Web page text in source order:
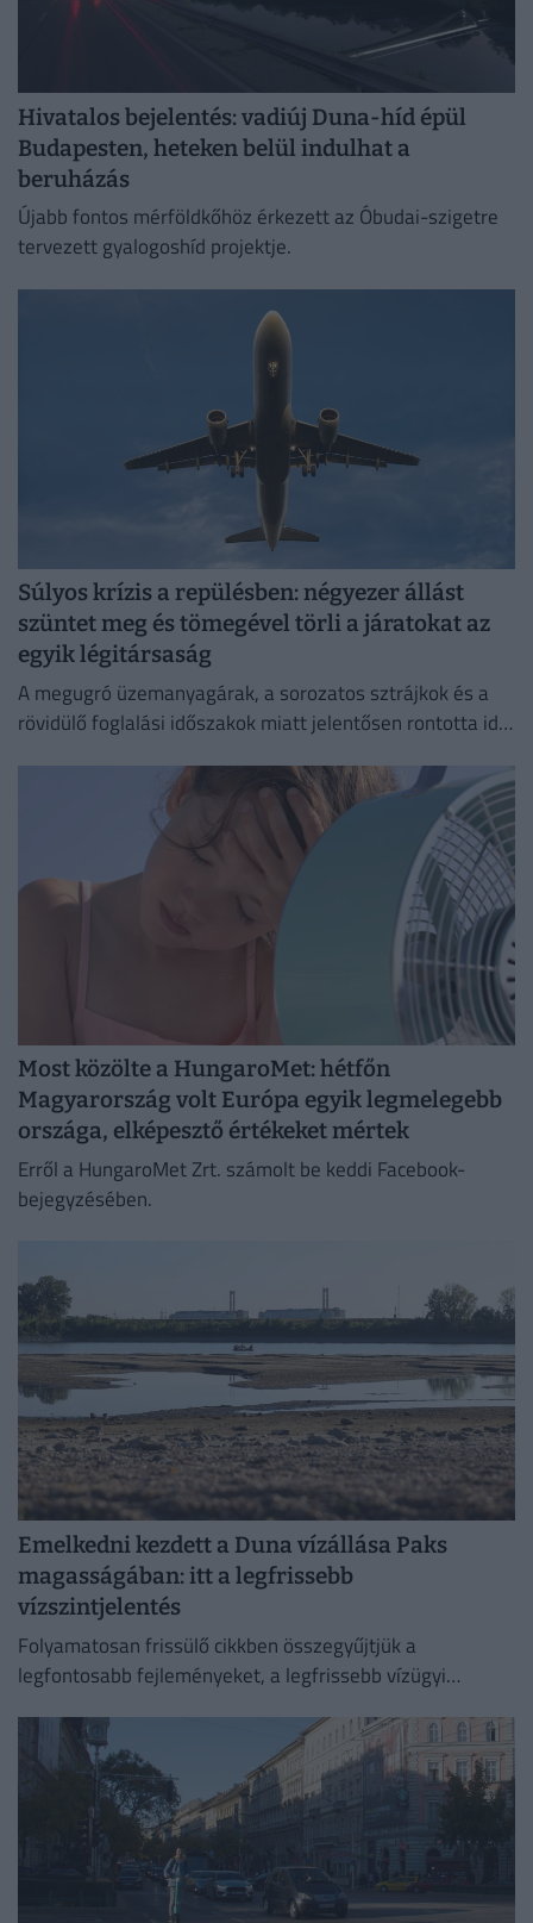
Hivatalos bejelentés: vadiúj Duna-híd épül
Budapesten, heteken belül indulhat a
beruházás
Újabb fontos mérföldkőhöz érkezett az Óbudai-szigetre
tervezett gyalogoshíd projektje.
Súlyos krízis a repülésben: négyezer állást
szüntet meg és tömegével törli a járatokat az
egyik légitársaság
A megugró üzemanyagárak, a sorozatos sztrájkok és a
rövidülő foglalási időszakok miatt jelentősen rontotta idei
Most közölte a HungaroMet: hétfőn
Magyarország volt Európa egyik legmelegebb
országa, elképesztő értékeket mértek
Erről a HungaroMet Zrt. számolt be keddi Facebook-
bejegyzésében.
Emelkedni kezdett a Duna vízállása Paks
magasságában: itt a legfrissebb
vízszintjelentés
Folyamatosan frissülő cikkben összegyűjtjük a
legfontosabb fejleményeket, a legfrissebb vízügyi